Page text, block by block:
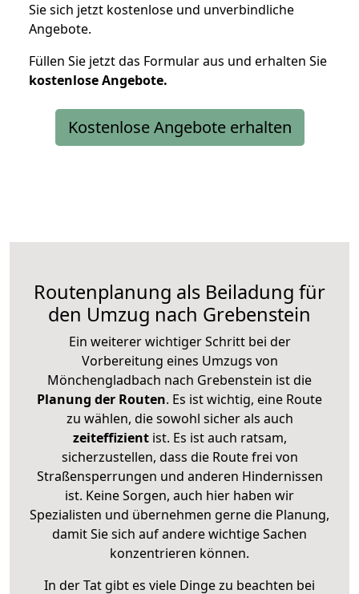
Sie sich jetzt kostenlose und unverbindliche
Angebote.
Füllen Sie jetzt das Formular aus und erhalten Sie
kostenloseAngebote.
Kostenlose Angebote erhalten
Routenplanung als Beiladung für
den Umzug nach Grebenstein
Ein weiterer wichtiger Schritt bei der
Vorbereitung eines Umzugs von
Mönchengladbach nach Grebenstein ist die
Planung der Routen. Es ist wichtig, eine Route
zu wählen, die sowohl sicher als auch
zeiteffizientist. Es ist auch ratsam,
sicherzustellen, dass die Route frei von
Straßensperrungen und anderen Hindernissen
ist. Keine Sorgen, auch hier haben wir
Spezialisten und übernehmen gerne die Planung,
damit Sie sich auf andere wichtige Sachen
konzentrieren können.
In der Tat gibt es viele Dinge zu beachten bei